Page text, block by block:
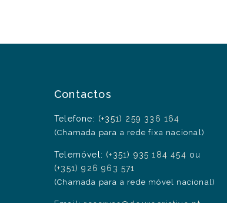
Contactos
Telefone: (+351) 259 336 164
(Chamada para a rede fixa nacional)
Telemóvel: (+351) 935 184 454 ou
(+351) 926 963 571
(Chamada para a rede móvel nacional)